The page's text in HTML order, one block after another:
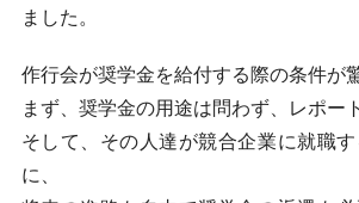
ました。
作行会が奨学金を給付する際の条件が
まず、奨学金の用途は問わず、レポー
そして、その人達が競合企業に就職
に、